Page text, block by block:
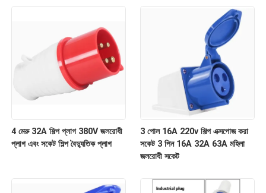
4 মেরু 32A শিল্প প্লাগ 380V জলরোধী
প্লাগ এবং সকেট শিল্প বৈদ্যুতিক প্লাগ
3 পোল 16A 220v শিল্প এক্সপোজ করা
সকেট 3 পিন 16A 32A 63A মহিলা
জলরোধী সকেট